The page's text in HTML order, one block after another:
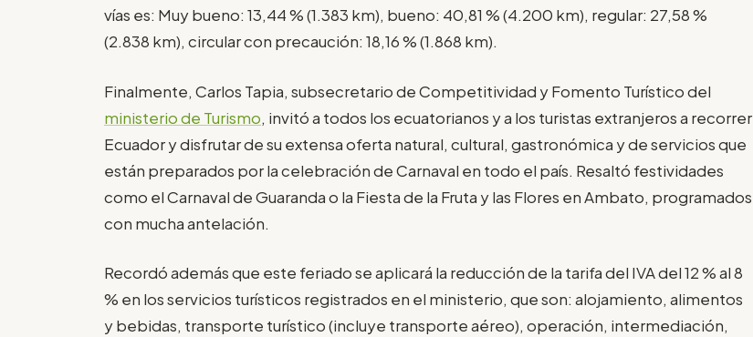
vías es: Muy bueno: 13,44 % (1.383 km), bueno: 40,81 % (4.200 km), regular: 27,58 %
(2.838 km), circular con precaución: 18,16 % (1.868 km).
Finalmente, Carlos Tapia, subsecretario de Competitividad y Fomento Turístico del
ministerio de Turismo, invitó a todos los ecuatorianos y a los turistas extranjeros a recorrer
Ecuador y disfrutar de su extensa oferta natural, cultural, gastronómica y de servicios que
están preparados por la celebración de Carnaval en todo el país. Resaltó festividades
como el Carnaval de Guaranda o la Fiesta de la Fruta y las Flores en Ambato, programados
con mucha antelación.
Recordó además que este feriado se aplicará la reducción de la tarifa del IVA del 12 % al 8
% en los servicios turísticos registrados en el ministerio, que son: alojamiento, alimentos
y bebidas, transporte turístico (incluye transporte aéreo), operación, intermediación,